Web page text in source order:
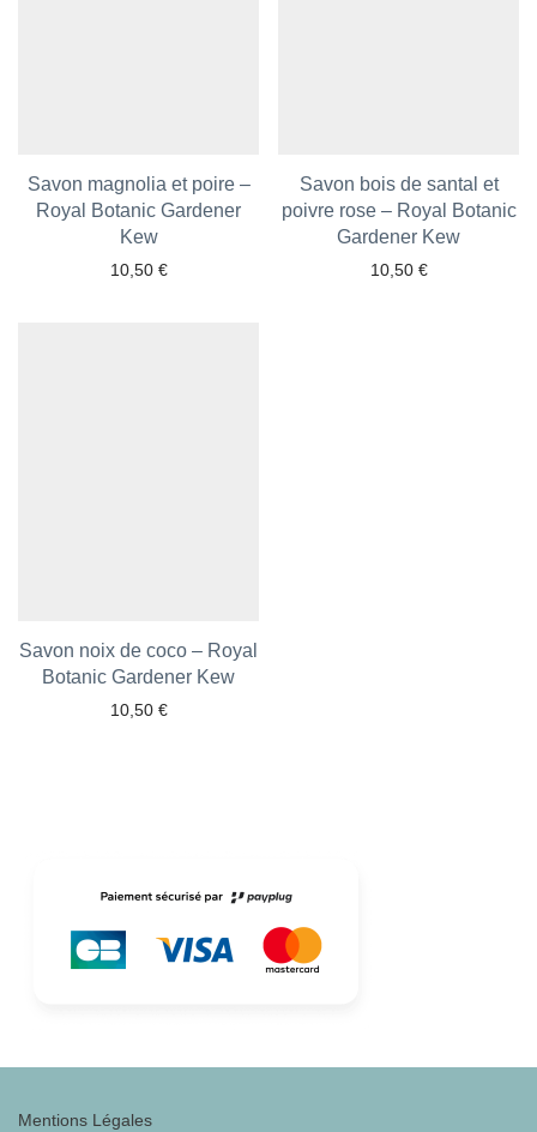
Savon magnolia et poire –
Royal Botanic Gardener
Kew
10,50 €
Ajouter aux favoris
Savon bois de santal et
poivre rose – Royal Botanic
Gardener Kew
10,50 €
Ajouter aux favoris
Savon noix de coco – Royal
Botanic Gardener Kew
10,50 €
Ajouter aux favoris
Mentions Légales